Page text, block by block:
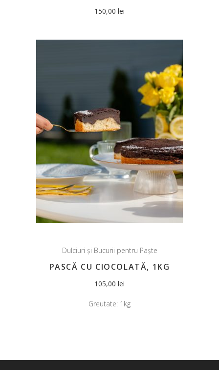
150,00 lei
Dulciuri și Bucurii pentru Paște
PASCĂ CU CIOCOLATĂ, 1KG
105,00 lei
Greutate: 1kg